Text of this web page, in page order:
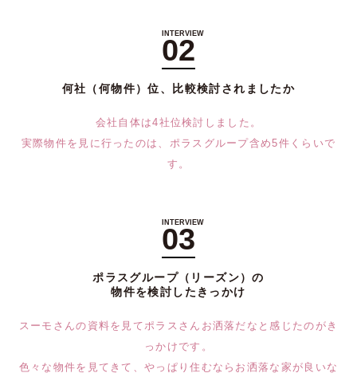
02
何社（何物件）位、比較検討されましたか
会社自体は4社位検討しました。
実際物件を見に行ったのは、ポラスグループ含め5件くらいで
す。
03
ポラスグループ（リーズン）の
物件を検討したきっかけ
スーモさんの資料を見てポラスさんお洒落だなと感じたのがき
っかけです。
色々な物件を見てきて、やっぱり住むならお洒落な家が良いな